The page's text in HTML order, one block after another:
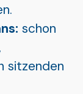
schon
sitzenden